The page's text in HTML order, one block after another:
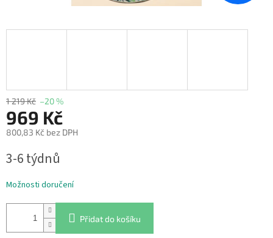
1 219 Kč –20 %
969 Kč
800,83 Kč bez DPH
cena:
3-6 týdnů
Možnosti doručení
Přidat do košíku